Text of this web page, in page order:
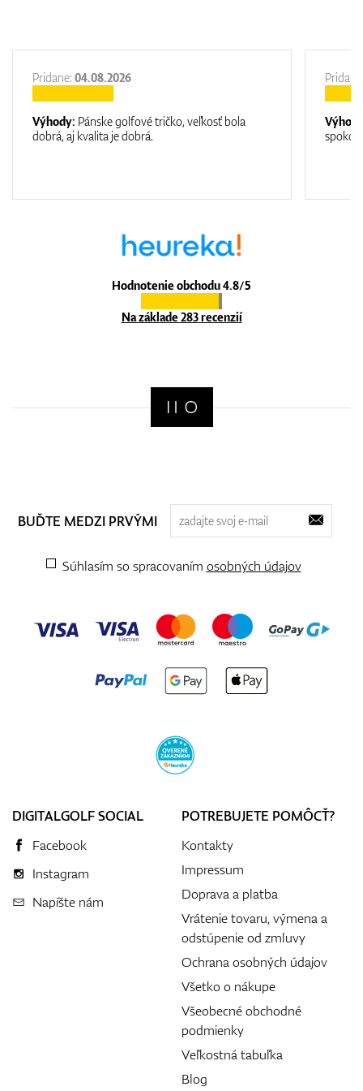
Hodnotenie obchodu 4.8/5
Na základe 283 recenzií
Pridane: 04.08.2026
Výhody: Pánske golfové tričko, veľkosť bola
dobrá, aj kvalita je dobrá.
BUĎTE MEDZI PRVÝMI
Súhlasím so spracovaním osobných údajov
DIGITALGOLF SOCIAL
Facebook
Instagram
Napíšte nám
POTREBUJETE POMÔCŤ?
Kontakty
Impressum
Doprava a platba
Vrátenie tovaru, výmena a
odstúpenie od zmluvy
Ochrana osobných údajov
Všetko o nákupe
Všeobecné obchodné
podmienky
Veľkostná tabuľka
Blog